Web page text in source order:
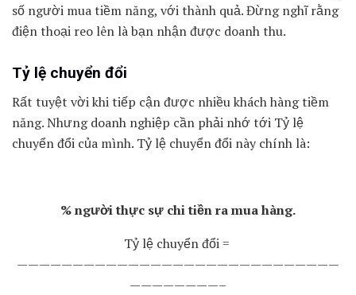
số người mua tiềm năng, với thành quả. Đừng nghĩ rằng
điện thoại reo lên là bạn nhận được doanh thu.
Tỷ lệ chuyển đổi
Rất tuyệt vời khi tiếp cận được nhiều khách hàng tiềm
năng. Nhưng doanh nghiệp cần phải nhớ tới Tỷ lệ
chuyển đổi của mình. Tỷ lệ chuyển đổi này chính là:
% người thực sự chi tiền ra mua hàng.
Tỷ lệ chuyển đổi =
—————————————————————————————
————————–